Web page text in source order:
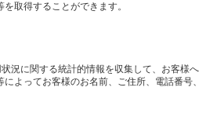
取得することができます。
況に関する統計的情報を収集して、お客様
よってお客様のお名前、ご住所、電話番